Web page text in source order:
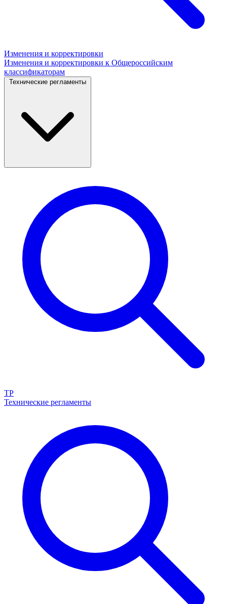
Изменения и корректировки
Изменения и корректировки к Общероссийским
классификаторам
Технические регламенты
ТР
Технические регламенты